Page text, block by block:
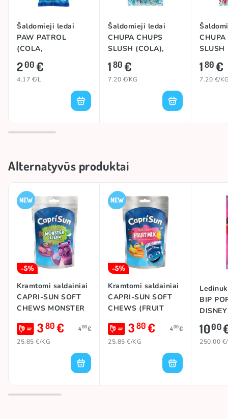
Šaldomieji ledai
PAW PATROL
(COLA,
STRAWBERRY,
APPLE, ORANGE),
480ml
200€
4.17 €/L
Šaldomieji ledai
CHUPA CHUPS
SLUSH (COLA),
250ml
180€
7.20 €/KG
CHUPA
SLUSH
250ml
180€
7.20 €/
Alternatyvūs produktai
-5%
Kramtomi saldainiai
CAPRI-SUN SOFT
CHEWS MONSTER
380€ 400€
25.85 €/KG
-5%
Kramtomi saldainiai
CAPRI-SUN SOFT
CHEWS (FRUIT
380€ 400€
25.85 €/KG
BIP
1000
250.00